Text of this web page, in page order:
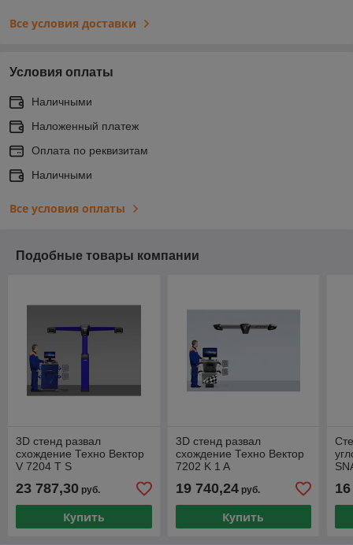
Все условия доставки
Условия оплаты
Наличными
Наложенный платеж
Оплата по реквизитам
Наличными
Все условия оплаты
Подобные товары компании
3D стенд развал
схождение Техно Вектор
V 7204 T S
23 787,30 руб.
Купить
3D стенд развал
схождение Техно Вектор
7202 K 1 A
19 740,24руб.
Купить